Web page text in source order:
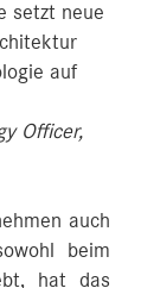
setzt neue
auf
Officer,
auch
beim
hat das